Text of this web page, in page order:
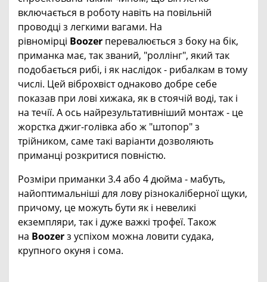
включається в роботу навіть на повільній
проводці з легкими вагами. На
рівномірці Boozer перевалюється з боку на бік,
приманка має, так званий, "роллінг", який так
подобається рибі, і як наслідок - рибалкам в тому
числі. Цей віброхвіст однаково добре себе
показав при лові хижака, як в стоячій воді, так і
на течії. А ось найрезультативніший монтаж - це
жорстка джиг-голівка або ж "штопор" з
трійником, саме такі варіанти дозволяють
приманці розкритися повністю.
Розміри приманки 3.4 або 4 дюйма - мабуть,
найоптимальніші для лову різнокаліберної щуки,
причому, це можуть бути як і невеликі
екземпляри, так і дуже важкі трофеї. Також
на Boozerз успіхом можна ловити судака,
крупного окуня і сома.